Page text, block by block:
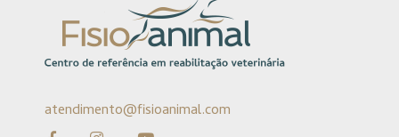
atendimento@fisioanimal.com